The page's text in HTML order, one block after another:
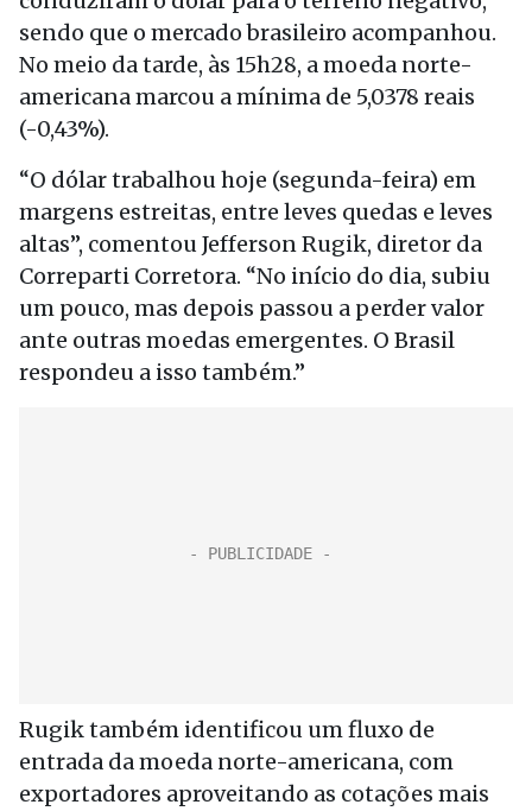
sendo que o mercado brasileiro acompanhou.
No meio da tarde, às 15h28, a moeda norte-
americana marcou a mínima de 5,0378 reais
(-0,43%).
“O dólar trabalhou hoje (segunda-feira) em
margens estreitas, entre leves quedas e leves
altas”, comentou Jefferson Rugik, diretor da
Correparti Corretora. “No início do dia, subiu
um pouco, mas depois passou a perder valor
ante outras moedas emergentes. O Brasil
respondeu a isso também.”
Rugik também identificou um fluxo de
entrada da moeda norte-americana, com
exportadores aproveitando as cotações mais